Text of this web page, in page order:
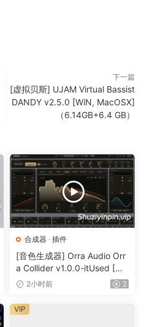
Service Pack)
下一篇
[虚拟贝斯] UJAM Virtual Bassist
DANDY v2.5.0 [WiN, MacOSX]
（6.14GB+6.4 GB）
合成器 · 插件
[音色生成器] Orra Audio Orr
a Collider v1.0.0-itUsed [Wi
N]（5.12MB）
2小时前 2
VIP